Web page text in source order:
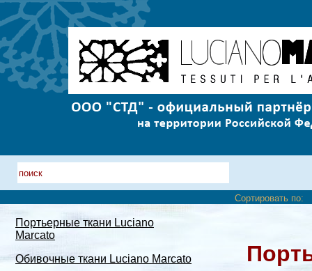
Портьерные ткани Luciano
Marcato
Обивочные ткани Luciano Marcato
Сортировать по: